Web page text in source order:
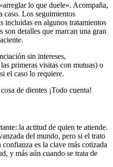
lo que duele». Acompaña,
caso. Los seguimientos
incluidas en algunos tratamientos
son detalles que marcan una gran
sin intereses,
primeras visitas con mutuas) o
el caso lo requiere.
de dientes ¡Todo cuenta!
la actitud de quien te atiende.
del mundo, pero si el trato
es la clave más cotizada
y más aún cuando se trata de